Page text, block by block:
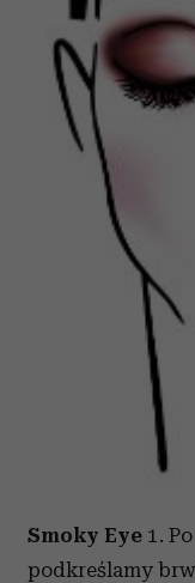
otrzymanymi od
korzystania z ich
Smoky Eye 1.
podkreślamy